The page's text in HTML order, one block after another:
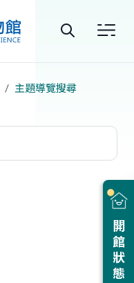
站
尋
開館狀態
主題導覽搜尋